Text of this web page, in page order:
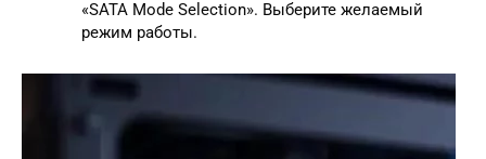
«SATA Mode Selection». Выберите желаемый
режим работы.